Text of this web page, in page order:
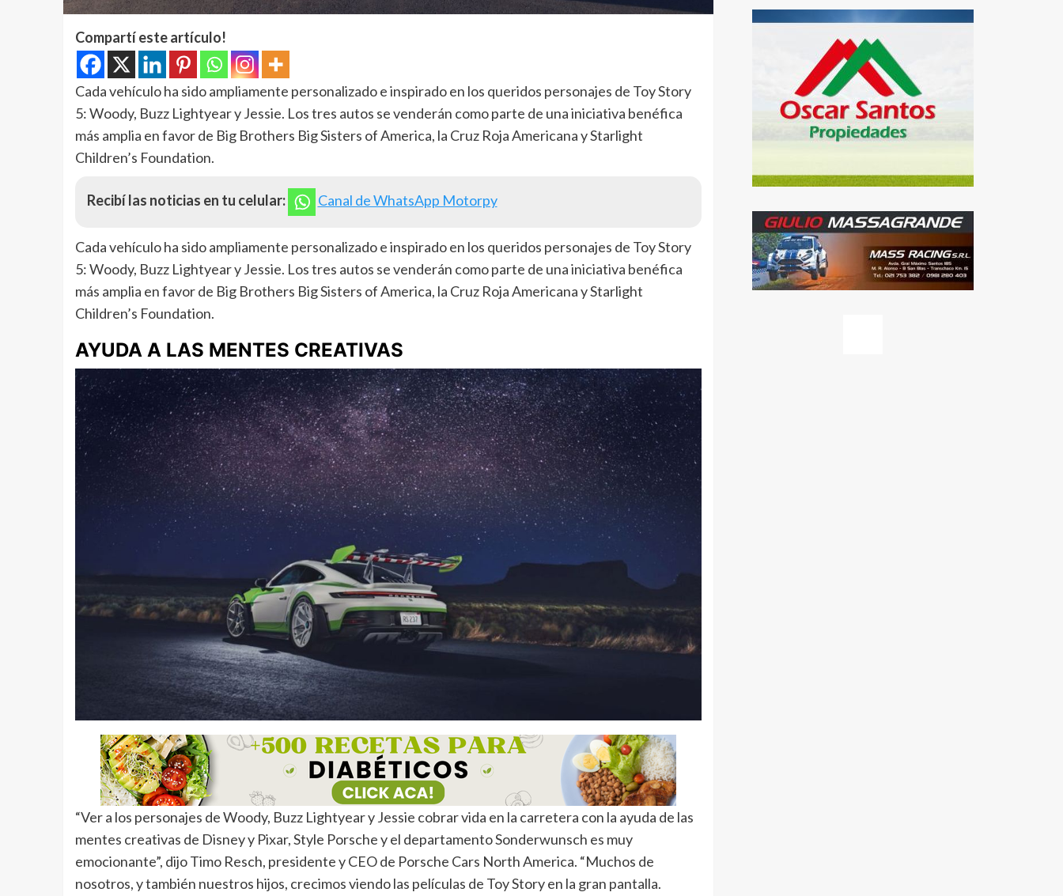
Compartí este artículo!
Cada vehículo ha sido ampliamente personalizado e inspirado en los queridos personajes de Toy Story
5: Woody, Buzz Lightyear y Jessie. Los tres autos se venderán como parte de una iniciativa benéfica
más amplia en favor de Big Brothers Big Sisters of America, la Cruz Roja Americana y Starlight
Children’s Foundation.
Recibí las noticias en tu celular: Canal de WhatsApp Motorpy
Cada vehículo ha sido ampliamente personalizado e inspirado en los queridos personajes de Toy Story
5: Woody, Buzz Lightyear y Jessie. Los tres autos se venderán como parte de una iniciativa benéfica
más amplia en favor de Big Brothers Big Sisters of America, la Cruz Roja Americana y Starlight
Children’s Foundation.
AYUDA A LAS MENTES CREATIVAS
“Ver a los personajes de Woody, Buzz Lightyear y Jessie cobrar vida en la carretera con la ayuda de las
mentes creativas de Disney y Pixar, Style Porsche y el departamento Sonderwunsch es muy
emocionante”, dijo Timo Resch, presidente y CEO de Porsche Cars North America. “Muchos de
nosotros, y también nuestros hijos, crecimos viendo las películas de Toy Story en la gran pantalla.